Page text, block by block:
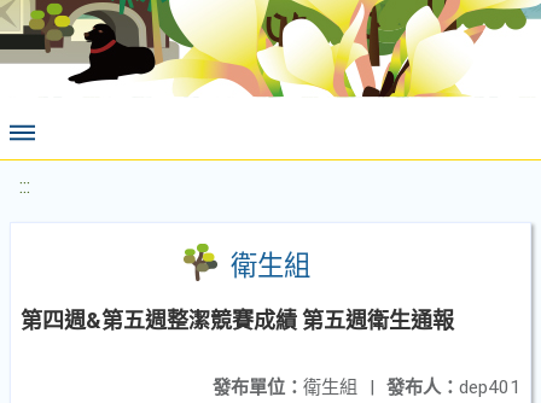
:::
衛生組
第四週&第五週整潔競賽成績 第五週衛生通報
發布人： dep401
發布單位： 衛生組 |